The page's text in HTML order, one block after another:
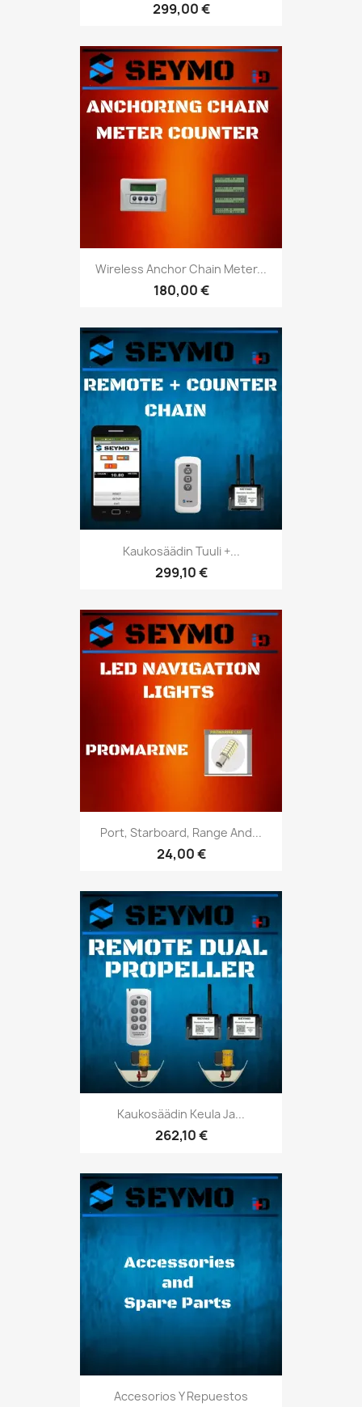
299,00 €
Wireless Anchor Chain Meter...
180,00 €
Kaukosäädin Tuuli +...
299,10 €
Port, Starboard, Range And...
24,00 €
Kaukosäädin Keula Ja...
262,10 €
Accesorios Y Repuestos